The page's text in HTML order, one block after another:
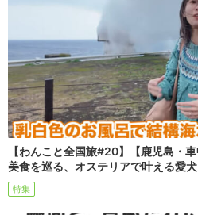
【わんこと全国旅#20】【鹿児島・
美食を巡る、オステリアで叶える愛
特集